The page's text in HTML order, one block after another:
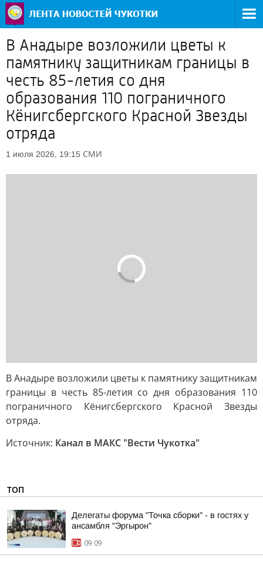
В Анадыре возложили цветы к
памятнику защитникам границы в
честь 85-летия со дня
образования 110 пограничного
Кёнигсбергского Красной Звезды
отряда
1 июля 2026, 19:15 СМИ
В Анадыре возложили цветы к памятнику защитникам
границы в честь 85-летия со дня образования 110
пограничного Кёнигсбергского Красной Звезды
отряда.
Источник: Канал в МАКС "Вести Чукотка"
ТОП
Делегаты форума "Точка сборки" - в гостях у
ансамбля "Эргырон"
09:09